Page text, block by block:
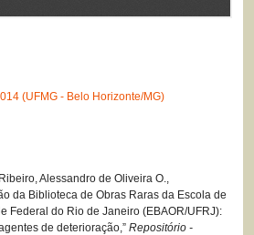
(UFMG - Belo Horizonte/MG)
Alessandro de Oliveira O.,
da Biblioteca de Obras Raras da Escola de
Federal do Rio de Janeiro (EBAOR/UFRJ):
de deterioração,” Repositório -